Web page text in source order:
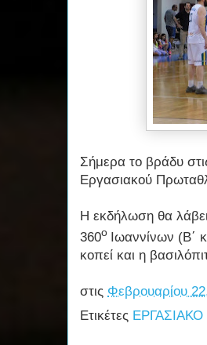
Σήμερα το βράδυ
Εργασιακού
Η εκδήλωση θα
360o Ιωαννίνων (Β΄
κοπεί και η
στις Φεβρουαρίου
Ετικέτες ΕΡΓΑΣΙΑΚΟ